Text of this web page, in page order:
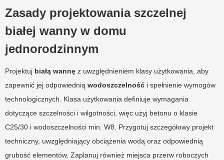
Zasady projektowania szczelnej
białej wanny w domu
jednorodzinnym
Projektuj białą wannę z uwzględnieniem klasy użytkowania, aby
zapewnić jej odpowiednią wodoszczelność i spełnienie wymogów
technologicznych. Klasa użytkowania definiuje wymagania
dotyczące szczelności i wilgotności, więc użyj betonu o klasie
C25/30 i wodoszczelności min. W8. Przygotuj szczegółowy projekt
techniczny, uwzględniający obciążenia wodą oraz odpowiednią
grubość elementów. Zaplanuj również miejsca przerw roboczych